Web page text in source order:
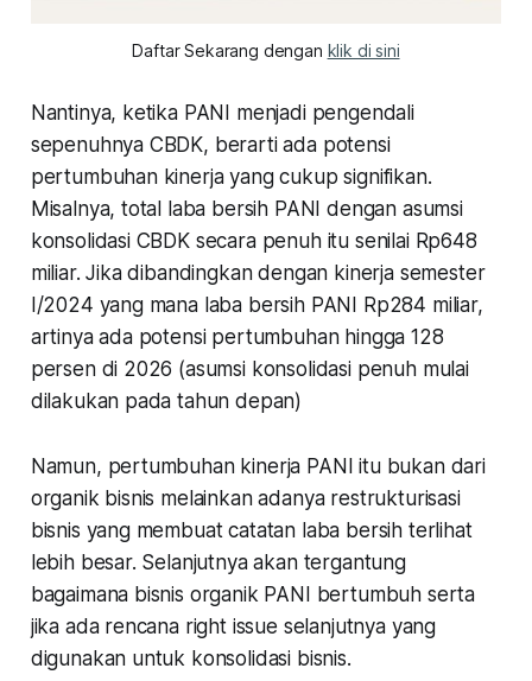
Daftar Sekarang dengan klik di sini
Nantinya, ketika PANI menjadi pengendali
sepenuhnya CBDK, berarti ada potensi
pertumbuhan kinerja yang cukup signifikan.
Misalnya, total laba bersih PANI dengan asumsi
konsolidasi CBDK secara penuh itu senilai Rp648
miliar. Jika dibandingkan dengan kinerja semester
I/2024 yang mana laba bersih PANI Rp284 miliar,
artinya ada potensi pertumbuhan hingga 128
persen di 2026 (asumsi konsolidasi penuh mulai
dilakukan pada tahun depan)
Namun, pertumbuhan kinerja PANI itu bukan dari
organik bisnis melainkan adanya restrukturisasi
bisnis yang membuat catatan laba bersih terlihat
lebih besar. Selanjutnya akan tergantung
bagaimana bisnis organik PANI bertumbuh serta
jika ada rencana right issue selanjutnya yang
digunakan untuk konsolidasi bisnis.